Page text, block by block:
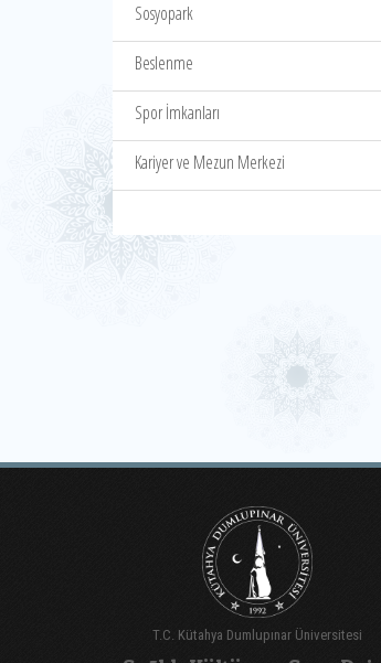
Sosyopark
Beslenme
Spor İmkanları
Kariyer ve Mezun Merkezi
T.C. Kütahya Dumlupınar Üniversitesi